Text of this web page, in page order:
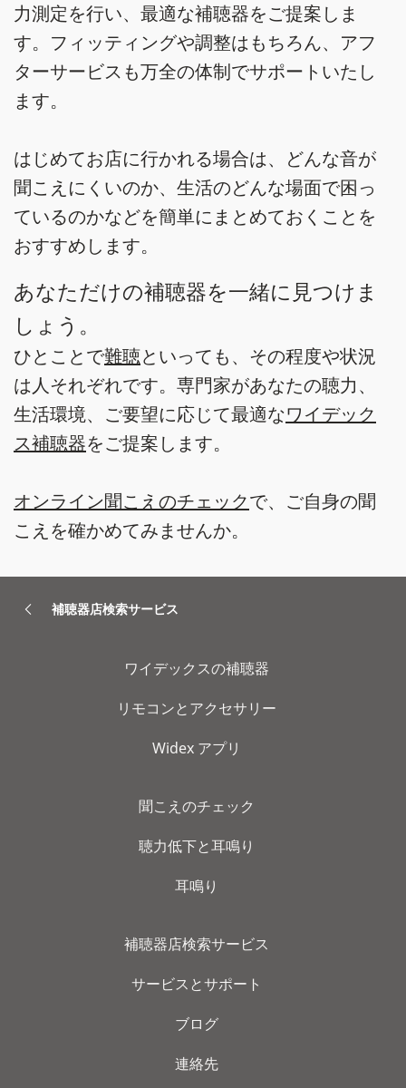
力測定を行い、最適な補聴器をご提案しま
す。フィッティングや調整はもちろん、アフ
ターサービスも万全の体制でサポートいたし
ます。
はじめてお店に行かれる場合は、どんな音が
聞こえにくいのか、生活のどんな場面で困っ
ているのかなどを簡単にまとめておくことを
おすすめします。
あなただけの補聴器を一緒に見つけま
しょう。
ひとことで難聴といっても、その程度や状況
は人それぞれです。専門家があなたの聴力、
生活環境、ご要望に応じて最適なワイデック
ス補聴器をご提案します。
オンライン聞こえのチェックで、ご自身の聞
こえを確かめてみませんか。
補聴器店検索サービス
ワイデックスの補聴器
リモコンとアクセサリー
Widex アプリ
聞こえのチェック
聴力低下と耳鳴り
耳鳴り
補聴器店検索サービス
サービスとサポート
ブログ
連絡先